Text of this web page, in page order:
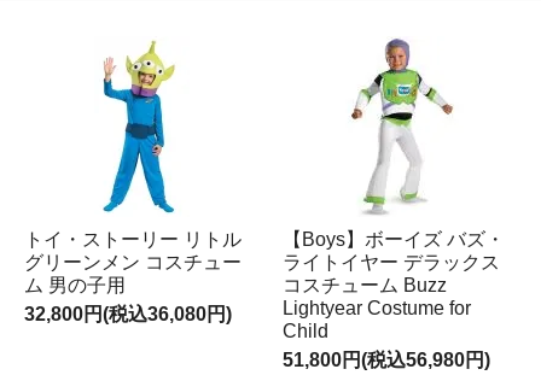
トイ・ストーリー リトル
グリーンメン コスチュー
ム 男の子用
32,800円(税込36,080円)
【Boys】ボーイズ バズ・
ライトイヤー デラックス
コスチューム Buzz
Lightyear Costume for
Child
51,800円(税込56,980円)